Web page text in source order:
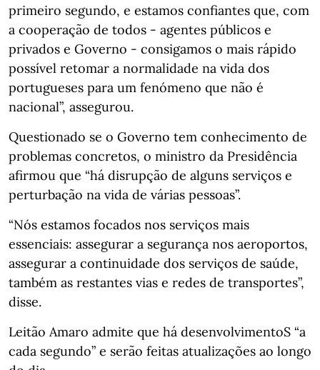
primeiro segundo, e estamos confiantes que, com
a cooperação de todos - agentes públicos e
privados e Governo - consigamos o mais rápido
possível retomar a normalidade na vida dos
portugueses para um fenómeno que não é
nacional”, assegurou.
Questionado se o Governo tem conhecimento de
problemas concretos, o ministro da Presidência
afirmou que “há disrupção de alguns serviços e
perturbação na vida de várias pessoas”.
“Nós estamos focados nos serviços mais
essenciais: assegurar a segurança nos aeroportos,
assegurar a continuidade dos serviços de saúde,
também as restantes vias e redes de transportes”,
disse.
Leitão Amaro admite que há desenvolvimentoS “a
cada segundo” e serão feitas atualizações ao longo